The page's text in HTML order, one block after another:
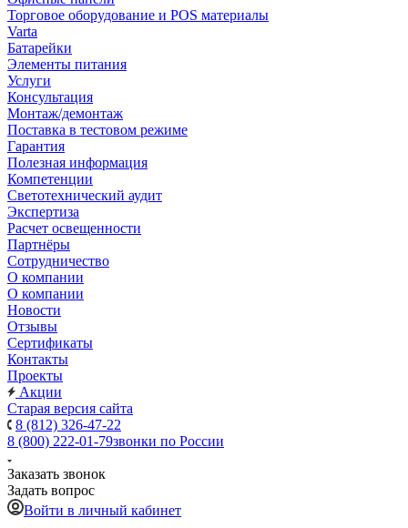
Торговое оборудование и POS материалы
Varta
Батарейки
Элементы питания
Услуги
Консультация
Монтаж/демонтаж
Поставка в тестовом режиме
Гарантия
Полезная информация
Компетенции
Светотехнический аудит
Экспертиза
Расчет освещенности
Партнёры
Cотрудничество
О компании
О компании
Новости
Отзывы
Сертификаты
Контакты
Проекты
Акции
Старая версия сайта
8 (812) 326-47-22
8 (800) 222-01-79звонки по России
Заказать звонок
Задать вопрос
Войти в личный кабинет